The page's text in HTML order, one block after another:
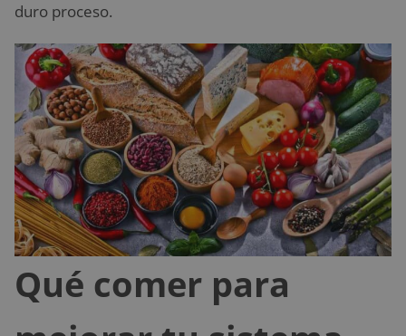
duro proceso.
Qué comer para